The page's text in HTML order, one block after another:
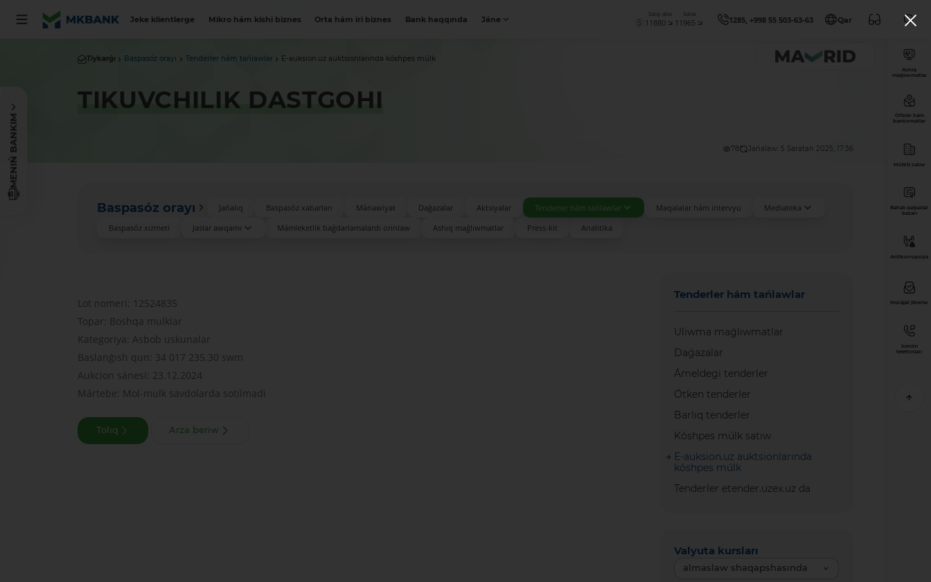
Jeke klientlerge Mikro hám kishi biznes Orta hám iri biznes Bank haqqında Jáne
Satıp alıw
11880
Satıw
11965 1285, +998 55 503-63-63 Qar
MENIŃ BANKIM
Tiykarǵı Baspasóz orayı Tenderler hám tańlawlar E-auksion.uz auktsionlarında kóshpes múlk
TIKUVCHILIK DASTGOHI
78 Jańalaw: 5 Saratan 2025, 17:36
Baspasóz orayı Jańalıq Baspasóz xabarları Mánawiyat Daǵazalar Aktsiyalar Tenderler hám tańlawlar Maqalalar hám intervyu
Mediateka
Baspasóz xızmeti
Jaslar awqamı Mámleketlik baǵdarlamalardı orınlaw Ashıq maǵlıwmatlar Press-kit Analitika
Lot nomeri: 12524835
Topar: Boshqa mulklar
Kategoriya: Asbob uskunalar
Baslanǵısh qun: 34 017 235.30 swm
Aukcion sánesi: 23.12.2024
Mártebe: Mol-mulk savdolarda sotilmadi
Tolıq Arza beriw
Tenderler hám tańlawlar
Uliwma maǵlıwmatlar
Daǵazalar
Ámeldegi tenderler
Ótken tenderler
Barlıq tenderler
Kóshpes múlk satıw
E-auksion.uz auktsionlarında
kóshpes múlk
Tenderler etender.uzex.uz da
Valyuta kursları
almaslaw shaqapshasında
Ashıq
maǵlıwmatlar
Ofisler hám
bankomatlar
Múlkti satıw
Bahalı qaǵazlar
bazarı
Antikorrupsiya
Múrájat jiberiw
Isenim
telefonları